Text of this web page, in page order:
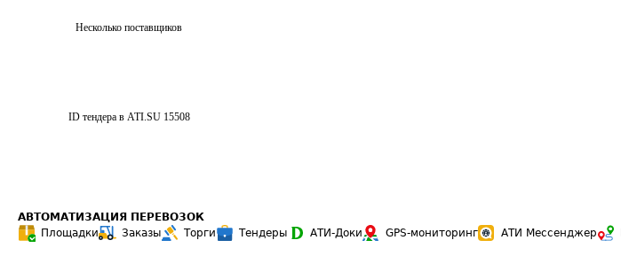
Несколько поставщиков
ID тендера в ATI.SU 15508
АВТОМАТИЗАЦИЯ ПЕРЕВОЗОК
Площадки
Заказы Торги Тендеры АТИ-Доки GPS-мониторинг АТИ Мессенджер